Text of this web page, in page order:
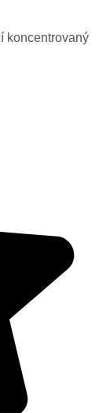
koncentrovaný